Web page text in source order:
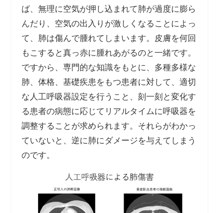
ば、無理に空気が押し込まれて肺が過度に膨ら
んだり、空気の出入りが激しくなることによっ
て、肺は傷んで腫れてしまいます。皮膚を何回
もこすると真っ赤に腫れあがるのと一緒です。
ですから、専門的な知識をもとに、多種多様な
肺、体格、基礎疾患をもつ患者に対して、適切
な人工呼吸器設定を行うこと、刻一刻と変化す
る患者の病態に応じてリアルタイムに呼吸器を
調整することが求められます。それらがわかっ
ていないと、逆に肺にダメージを与えてしまう
のです。